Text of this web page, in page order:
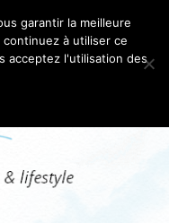
garantir la meilleure
à utiliser ce
acceptez l'utilisation des